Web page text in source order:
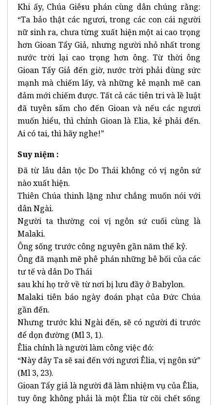
Khi ấy, Chúa Giêsu phán cùng dân chúng rằng:
“Ta bảo thật các ngươi, trong các con cái người
nữ sinh ra, chưa từng xuất hiện một ai cao trọng
hơn Gioan Tẩy Giả, nhưng người nhỏ nhất trong
nước trời lại cao trọng hơn ông. Từ thời ông
Gioan Tẩy Giả đến giờ, nước trời phải dùng sức
mạnh mà chiếm lấy, và những kẻ mạnh mẽ can
đảm mới chiếm được. Tất cả các tiên tri và lề luật
đã tuyên sấm cho đến Gioan và nếu các ngươi
muốn hiểu, thì chính Gioan là Elia, kẻ phải đến.
Ai có tai, thì hãy nghe!”
Suy niệm :
Đã từ lâu dân tộc Do Thái không có vị ngôn sứ
nào xuất hiện.
Thiên Chúa thinh lặng như chẳng muốn nói với
dân Ngài.
Người ta thường coi vị ngôn sứ cuối cùng là
Malaki.
Ông sống trước công nguyên gần năm thế kỷ.
Ông đã mạnh mẽ phê phán những bê bối của các
tư tế và dân Do Thái
sau khi họ trở về từ nơi bị lưu đầy ở Babylon.
Malaki tiên báo ngày đoán phạt của Đức Chúa
gần đến.
Nhưng trước khi Ngài đến, sẽ có người đi trước
để dọn đường (Ml 3, 1).
Êlia chính là người làm công việc đó:
“Này đây Ta sẽ sai đến với ngươi Êlia, vị ngôn sứ”
(Ml 3, 23).
Gioan Tẩy giả là người đã làm nhiệm vụ của Êlia,
tuy ông không phải là một Êlia từ cõi chết sống